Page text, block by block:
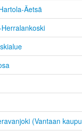
Äetsä
(Vantaan